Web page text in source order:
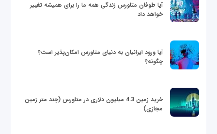
آیا طوفان متاورس زندگی همه ما را برای همیشه تغییر
خواهد داد
آیا ورود ایرانیان به دنیای متاورس امکان‌پذیر است؟
چگونه؟
خرید زمین 4.3 میلیون دلاری در متاورس (چند متر زمین
مجازی)